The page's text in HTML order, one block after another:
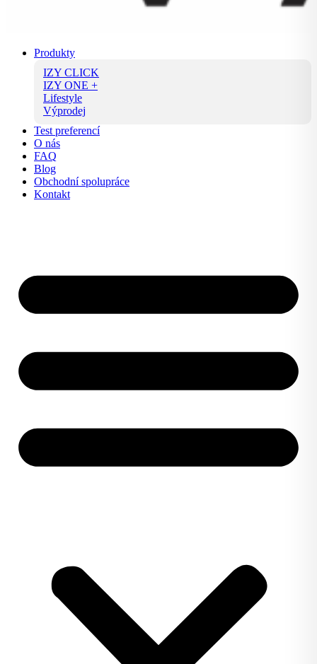
Produkty
IZY CLICK
IZY ONE +
Lifestyle
Výprodej
Test preferencí
O nás
FAQ
Blog
Obchodní spolupráce
Kontakt